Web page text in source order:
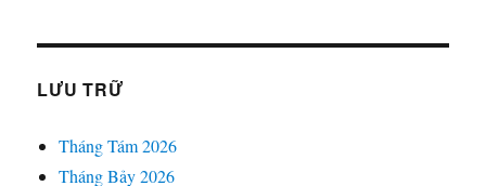
LƯU TRỮ
Tháng Tám 2026
Tháng Bảy 2026